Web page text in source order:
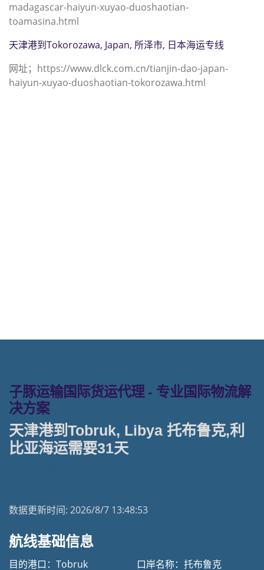
madagascar-haiyun-xuyao-duoshaotian-
toamasina.html
天津港到Tokorozawa, Japan, 所泽市, 日本海运专线
网址；https://www.dlck.com.cn/tianjin-dao-japan-
haiyun-xuyao-duoshaotian-tokorozawa.html
子豚运输国际货运代理 - 专业国际物流解
决方案
天津港到Tobruk, Libya 托布鲁克,利
比亚海运需要31天
数据更新时间: 2026/8/7 13:48:53
航线基础信息
目的港口：Tobruk 口岸名称：托布鲁克